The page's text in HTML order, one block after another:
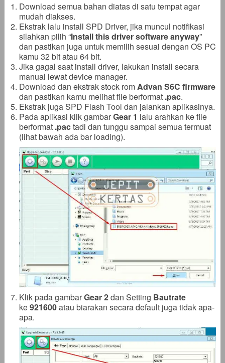
Download semua bahan diatas di satu tempat agar
mudah diakses.
Ekstrak lalu install SPD Driver, jika muncul notifikasi
silahkan pilih “Install this driver software anyway”
dan pastikan juga untuk memilih sesuai dengan OS PC
kamu 32 bit atau 64 bit.
Jika gagal saat install driver, lakukan install secara
manual lewat device manager.
Download dan ekstrak stock romAdvan S6C firmware
dan pastikan kamu melihat file berformat .pac.
Ekstrak juga SPD Flash Tool dan jalankan aplikasinya.
Pada aplikasi klik gambarGear 1 lalu arahkan ke file
berformat .pactadi dan tunggu sampai semua termuat
(lihat bawah ada bar loading).
Klik pada gambarGear 2dan Setting Bautrate
ke921600atau biarakan secara default juga tidak apa-
apa.